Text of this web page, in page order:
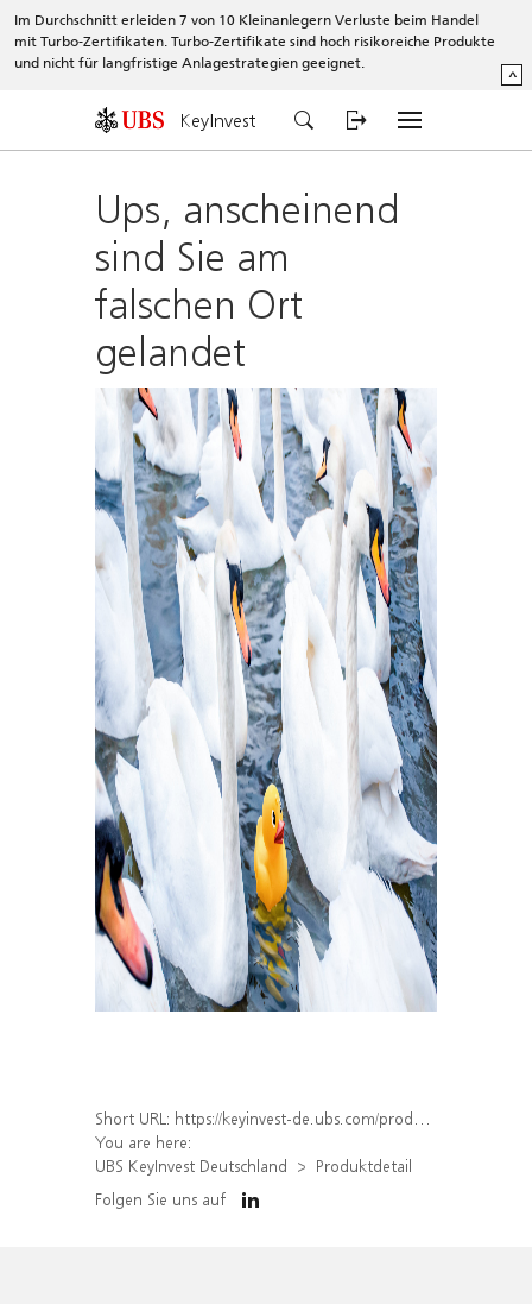
Im Durchschnitt erleiden 7 von 10 Kleinanlegern Verluste beim Handel
mit Turbo-Zertifikaten. Turbo-Zertifikate sind hoch risikoreiche Produkte
und nicht für langfristige Anlagestrategien geeignet.
^
KeyInvest
Ups, anscheinend
sind Sie am
falschen Ort
gelandet
Short URL: https://keyinvest-de.ubs.com/produkt/detail/index/isin/DE000WA82NT0
You are here:
UBS KeyInvest Deutschland
Produktdetail
Folgen Sie uns auf